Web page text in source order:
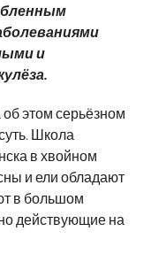
и
этом серьёзном
Школа
в хвойном
и ели обладают
в большом
действующие на